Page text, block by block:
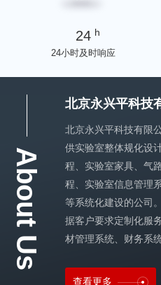
24 h
24小时及时响应
About Us
北京永兴平科技
北京永兴平科技有限
供实验室整体规化设
程、实验室家具、气
程、实验室信息管理
等系统化建设的公司
据客户要求定制化服
材管理系统、财务系
为实验室辅助设大大
查看更多